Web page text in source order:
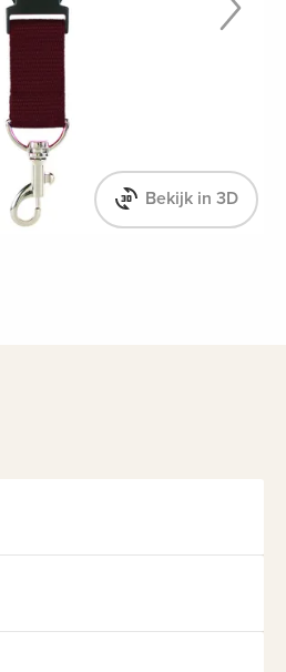
Bekijk in 3D